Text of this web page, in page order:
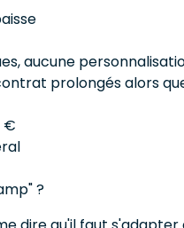
aucune
prolongés alors
€
?